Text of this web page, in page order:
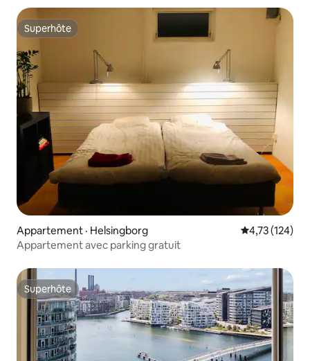
Superhôte
Superhôte
Appartement · Helsingborg Note
4,73 (124)
Appartement avec parking gratuit
Superhôte
Superhôte